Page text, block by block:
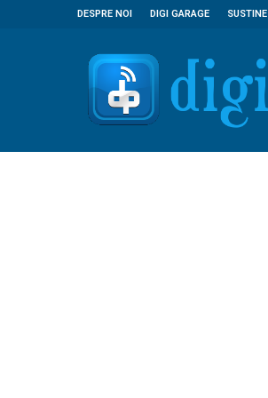
DESPRE NOI DIGI GARAGE SUSTINE